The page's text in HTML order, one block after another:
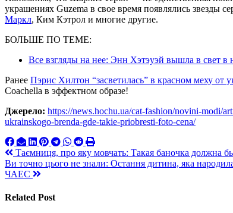
украшениях Guzema в свое время появлялись
Маркл, Ким Кэтрол и многие другие.
БОЛЬШЕ ПО ТЕМЕ:
Все взгляды на нее: Энн Хэтэуэй вышла в свет
Ранее Пэрис Хилтон “засветилась” в красном меху от
Coachella в эффектном образе!
Джерело: https://news.hochu.ua/cat-fashion/novini-modi/
ukrainskogo-brenda-gde-takie-priobresti-foto-cena/
Навигация
по
Таємниця, про яку мовчать: Такая баночка должна
Ви точно цього не знали: Остання дитина, яка
ЧАЕС
Related Post